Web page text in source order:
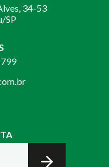
34-53
SP